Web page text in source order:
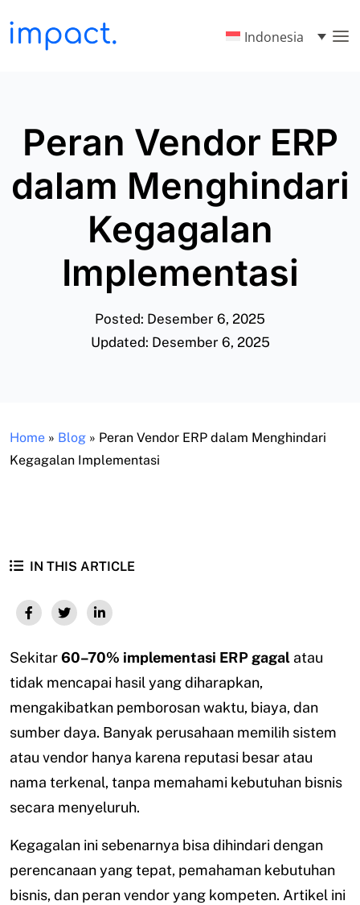
Indonesia
Peran Vendor ERP
dalam Menghindari
Kegagalan
Implementasi
Posted: Desember 6, 2025
Updated: Desember 6, 2025
Home » Blog » Peran Vendor ERP dalam Menghindari
Kegagalan Implementasi
IN THIS ARTICLE
Sekitar60–70% implementasi ERP gagal atau
tidak mencapai hasil yang diharapkan,
mengakibatkan pemborosan waktu, biaya, dan
sumber daya. Banyak perusahaan memilih sistem
atau vendor hanya karena reputasi besar atau
nama terkenal, tanpa memahami kebutuhan bisnis
secara menyeluruh.
Kegagalan ini sebenarnya bisa dihindari dengan
perencanaan yang tepat, pemahaman kebutuhan
bisnis, dan peran vendor yang kompeten. Artikel ini